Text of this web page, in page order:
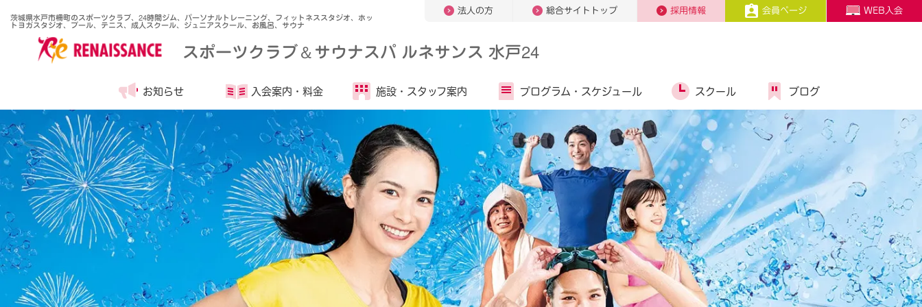
茨城県水戸市柵町のスポーツクラブ、24時間ジム、パーソナルトレーニング、フィットネススタジオ、ホッ
トヨガスタジオ、プール、テニス、成人スクール、ジュニアスクール、お風呂、サウナ
法人の方 総合サイトトップ 採用情報 会員ページ WEB入会
スポーツクラブ＆サウナスパ ルネサンス 水戸24
お知らせ 入会案内・ 料金 施設・ スタッフ案内 プログラム・ スケジュール スクール ブログ